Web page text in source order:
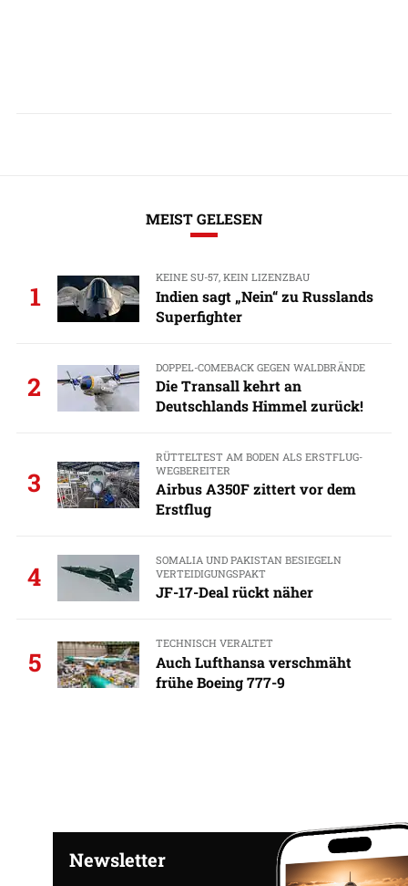
MEIST GELESEN
1
KEINE SU-57, KEIN LIZENZBAU
Indien sagt „Nein“ zu Russlands
Superfighter
2
DOPPEL-COMEBACK GEGEN WALDBRÄNDE
Die Transall kehrt an
Deutschlands Himmel zurück!
3
RÜTTELTEST AM BODEN ALS ERSTFLUG-
WEGBEREITER
Airbus A350F zittert vor dem
Erstflug
4
SOMALIA UND PAKISTAN BESIEGELN
VERTEIDIGUNGSPAKT
JF-17-Deal rückt näher
5
TECHNISCH VERALTET
Auch Lufthansa verschmäht
frühe Boeing 777-9
Newsletter